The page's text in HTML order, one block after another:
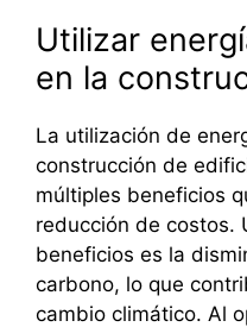
Utilizar
en la
La utilización de
construcción de
múltiples beneficios
reducción de costos.
beneficios es la
carbono, lo que
cambio climático. Al